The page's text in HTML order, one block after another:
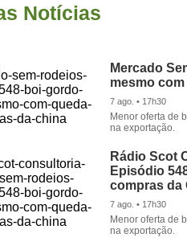
Notícias
Mercado
mesmo
7 ago. • 17h30
Menor oferta de
na exportação.
Rádio Scot
Episódio
compras da
7 ago. • 17h30
Menor oferta de
na exportação.